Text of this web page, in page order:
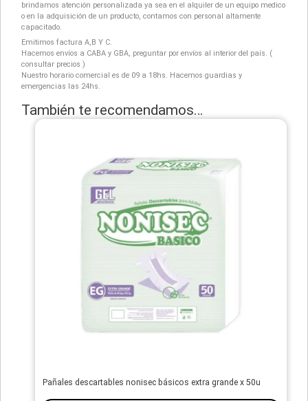
brindamos atención personalizada ya sea en el alquiler de un equipo medico
o en la adquisición de un producto, contamos con personal altamente
capacitado.
Emitimos factura A,B Y C.
Hacemos envíos a CABA y GBA, preguntar por envíos al interior del país. (
consultar precios )
Nuestro horario comercial es de 09 a 18hs. Hacemos guardias y
emergencias las 24hs.
También te recomendamos…
Pañales descartables nonisec básicos extra grande x 50u